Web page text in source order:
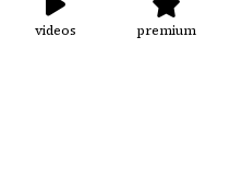
videos premium